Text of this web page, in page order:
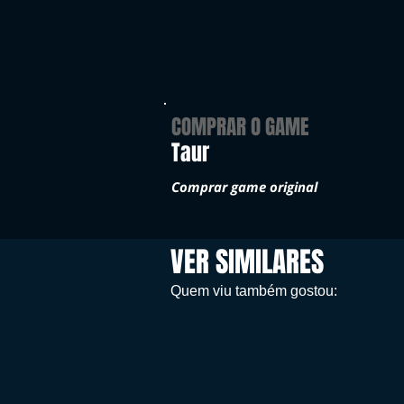
COMPRAR O GAME
Taur
Comprar game original
VER SIMILARES
Quem viu também gostou: